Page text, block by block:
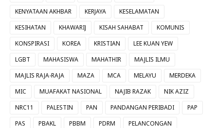
KENYATAAN AKHBAR
KERJAYA
KESELAMATAN
KESIHATAN
KHAWARIJ KISAH SAHABAT
KOMUNIS
KONSPIRASI
KOREA KRISTIAN
LEE KUAN YEW
LGBT
MAHASISWA MAHATHIR
MAJLIS ILMU
MAJLIS RAJA-RAJA
MAZA MCA MELAYU
MERDEKA
MIC
MUAFAKAT NASIONAL NAJIB RAZAK
NIK AZIZ
NRC11
PALESTIN PAN PANDANGAN PERIBADI
PAP
PAS
PBAKL PBBM PDRM
PELANCONGAN